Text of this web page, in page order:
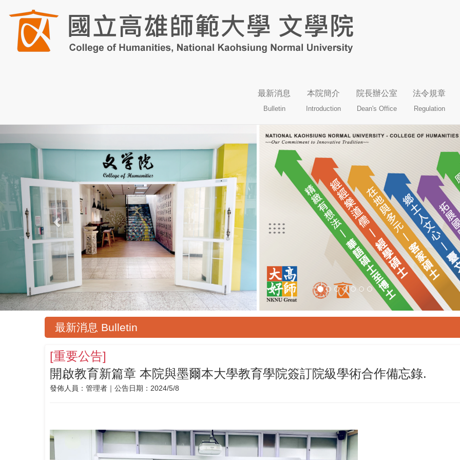
最新消息
Bulletin
本院簡介
Introduction
院長辦公室
Dean's Office
法令規章
Regulation
114年8月31日新生座談會
最新消息 Bulletin
[重要公告]
開啟教育新篇章 本院與墨爾本大學教育學院簽訂院級學術合作備忘錄.
發佈人員： 管理者 ｜公告日期： 2024/5/8